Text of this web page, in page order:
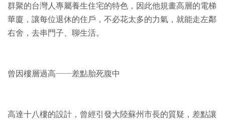
群聚的台灣人專屬養生住宅的特色，因此他規畫高層的電梯
華廈，讓每位退休的住戶，不必花太多的力氣，就能走左鄰
右舍，去串門子、聊生活。
曾因樓層過高──差點胎死腹中
高達十八樓的設計，曾經引發大陸蘇州市長的質疑，差點讓